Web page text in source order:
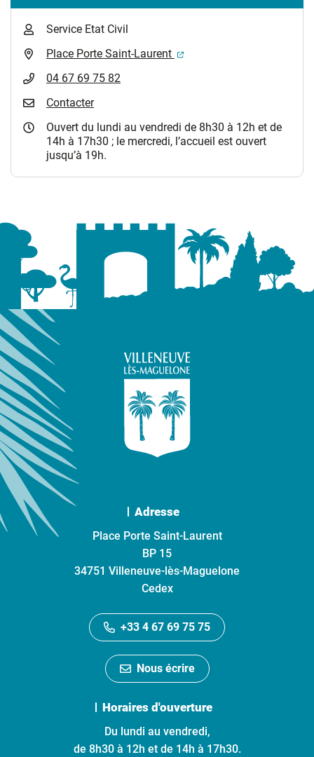
Service Etat Civil
Place Porte Saint-Laurent
(ouverture dans un
04 67 69 75 82
Contacter
Ouvert du lundi au vendredi de 8h30 à 12h et de
14h à 17h30 ; le mercredi, l’accueil est ouvert
jusqu’à 19h.
Adresse
Place Porte Saint-Laurent
BP 15
34751 Villeneuve-lès-Maguelone
Cedex
+33 4 67 69 75 75
Nous écrire
Horaires d'ouverture
Du lundi au vendredi,
de 8h30 à 12h et de 14h à 17h30.